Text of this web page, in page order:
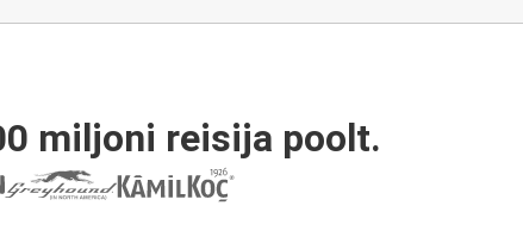
miljoni reisija poolt.